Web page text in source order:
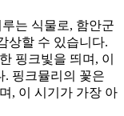
는 식물로, 함안군
상할 수 있습니다.
핑크빛을 띄며, 이
. 핑크뮬리의 꽃은
, 이 시기가 가장 아